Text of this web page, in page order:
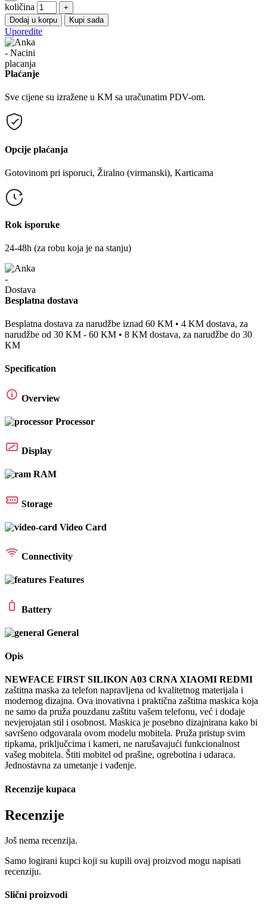
količina
+
Dodaj u korpu
Kupi sada
Uporedite
Plaćanje
Sve cijene su izražene u KM sa uračunatim PDV-om.
Opcije plaćanja
Gotovinom pri isporuci, Žiralno (virmanski), Karticama
Rok isporuke
24-48h (za robu koja je na stanju)
Besplatna dostava
Besplatna dostava za narudžbe iznad 60 KM • 4 KM dostava, za
narudžbe od 30 KM - 60 KM • 8 KM dostava, za narudžbe do 30
KM
Specification
Overview
Processor
Display
RAM
Storage
Video Card
Connectivity
Features
Battery
General
Opis
NEWFACE FIRST SILIKON A03 CRNA XIAOMI REDMI
zaštitna maska za telefon napravljena od kvalitetnog materijala i
modernog dizajna. Ova inovativna i praktična zaštitna maskica koja
ne samo da pruža pouzdanu zaštitu vašem telefonu, već i dodaje
nevjerojatan stil i osobnost. Maskica je posebno dizajnirana kako bi
savršeno odgovarala ovom modelu mobitela. Pruža pristup svim
tipkama, priključcima i kameri, ne narušavajući funkcionalnost
vašeg mobitela. Štiti mobitel od prašine, ogrebotina i udaraca.
Jednostavna za umetanje i vađenje.
Recenzije kupaca
Recenzije
Još nema recenzija.
Samo logirani kupci koji su kupili ovaj proizvod mogu napisati
recenziju.
Slični proizvodi